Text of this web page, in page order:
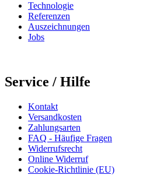
Technologie
Referenzen
Auszeichnungen
Jobs
Service / Hilfe
Kontakt
Versandkosten
Zahlungsarten
FAQ - Häufige Fragen
Widerrufsrecht
Online Widerruf
Cookie-Richtlinie (EU)